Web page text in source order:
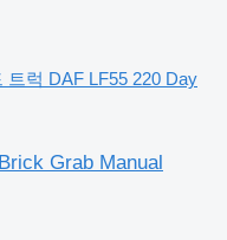
트럭 DAF LF55 220 Day
Grab Manual